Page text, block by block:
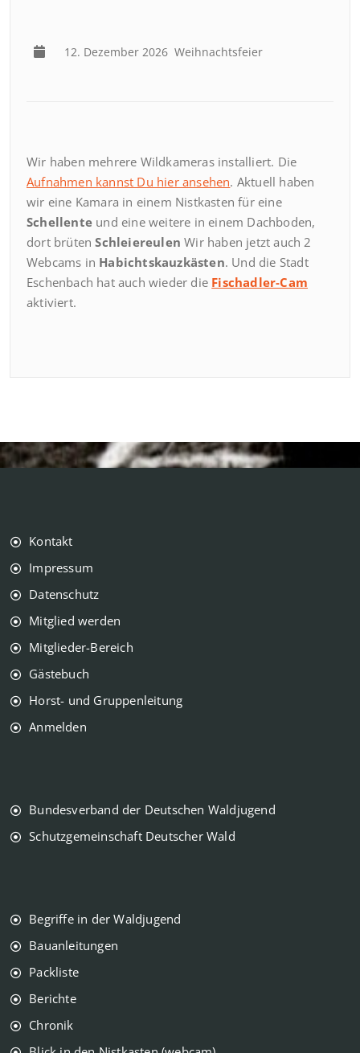
12. Dezember 2026 Weihnachtsfeier
Wir haben mehrere Wildkameras installiert. Die
Aufnahmen kannst Du hier ansehen. Aktuell haben
wir eine Kamara in einem Nistkasten für eine
Schellente und eine weitere in einem Dachboden,
dort brütenSchleiereulen Wir haben jetzt auch 2
Webcams in Habichtskauzkästen. Und die Stadt
Eschenbach hat auch wieder die Fischadler-Cam
aktiviert.
Kontakt
Impressum
Datenschutz
Mitglied werden
Mitglieder-Bereich
Gästebuch
Horst- und Gruppenleitung
Anmelden
Bundesverband der Deutschen Waldjugend
Schutzgemeinschaft Deutscher Wald
Begriffe in der Waldjugend
Bauanleitungen
Packliste
Berichte
Chronik